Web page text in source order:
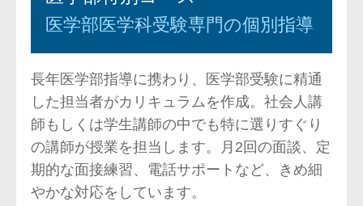
医学部医学科受験専門の個別指導
長年医学部指導に携わり、医学部受験に精通
した担当者がカリキュラムを作成。社会人講
師もしくは学生講師の中でも特に選りすぐり
の講師が授業を担当します。月2回の面談、定
期的な面接練習、電話サポートなど、きめ細
やかな対応をしています。